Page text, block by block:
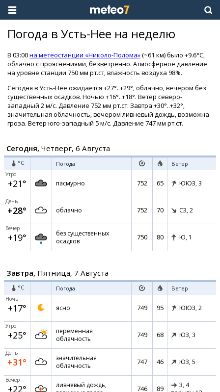
Погода в Усть-Нее на неделю
В 03:00на метеостанции «Николо-Полома»(~61 км) было +9.6°C,
облачно с прояснениями, безветренно. Атмосферное давление
на уровне станции 750 мм рт.ст, влажность воздуха 98%.
Сегодня в Усть-Нее ожидается +27°..+29°, облачно, вечером без
существенных осадков. Ночью +16°..+18°. Ветер северо-
западный 2 м/с. Давление 752 мм рт.ст. Завтра +30°..+32°,
значительная облачность, вечером ливневый дождь, возможна
гроза. Ветер юго-западный 5 м/с. Давление 747 мм рт.ст.
Сегодня, Четверг, 6 Августа
°C Погода Ветер
Утро
+21° пасмурно 752 65 ЮЮЗ, 3
День
+28° облачно 752 70 СЗ, 2
Вечер
+19°
без существенных
осадков
750 80 Ю, 1
Завтра, Пятница, 7 Августа
°C Погода Ветер
Ночь
+17° ясно 749 95 ЮЮЗ, 2
Утро
+25°
переменная
облачность
749 68 ЮЗ, 3
День
+31°
значительная
облачность
747 46 ЮЗ, 5
Вечер
+22°
ливневый дождь,
746 89 З, 4